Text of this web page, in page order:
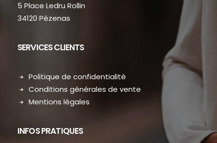
5 Place Ledru Rollin
34120 Pézenas
SERVICES CLIENTS
Politique de confidentialité
Conditions générales de vente
Mentions légales
INFOS PRATIQUES